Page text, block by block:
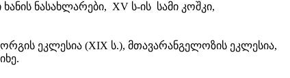
ნასახლარები, XV ს-ის სამი კოშკი,
ეკლესია (XIX ს.), მთავარანგელოზის ეკლესია,